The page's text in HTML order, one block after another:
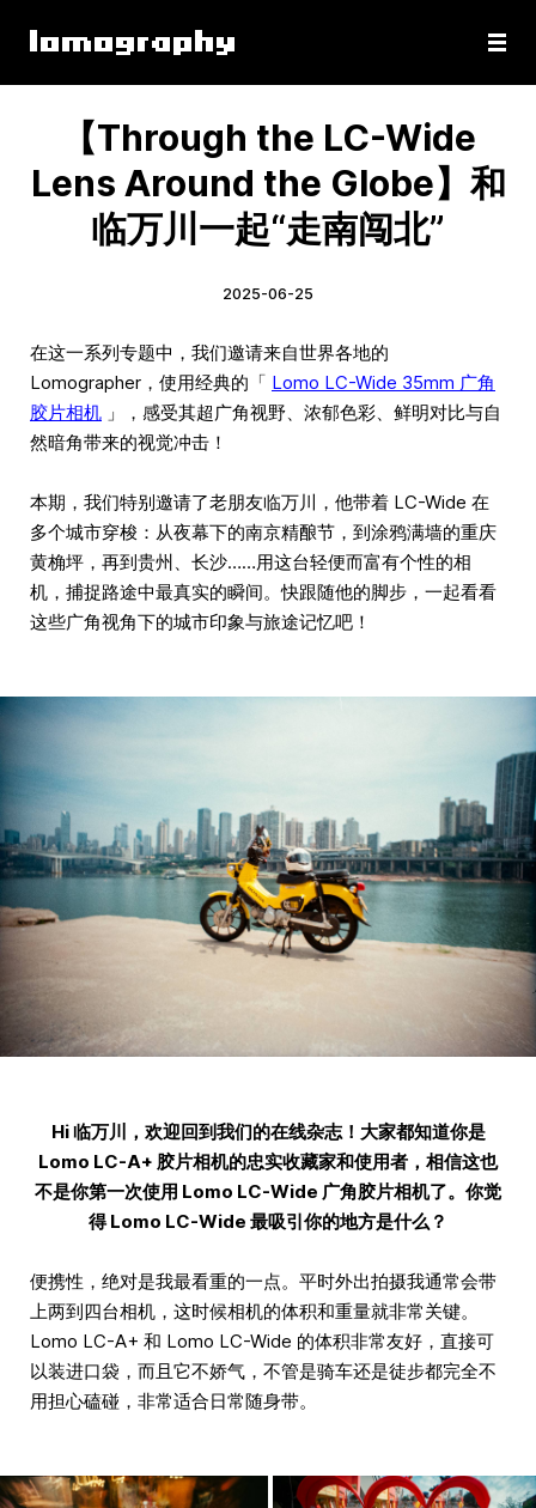
【Through the LC-Wide
Lens Around the Globe】和
临万川一起“走南闯北”
2025-06-25
在这一系列专题中，我们邀请来自世界各地的
Lomographer，使用经典的「 Lomo LC-Wide 35mm 广角
胶片相机 」，感受其超广角视野、浓郁色彩、鲜明对比与自
然暗角带来的视觉冲击！
本期，我们特别邀请了老朋友临万川，他带着 LC-Wide 在
多个城市穿梭：从夜幕下的南京精酿节，到涂鸦满墙的重庆
黄桷坪，再到贵州、长沙……用这台轻便而富有个性的相
机，捕捉路途中最真实的瞬间。快跟随他的脚步，一起看看
这些广角视角下的城市印象与旅途记忆吧！
Hi 临万川，欢迎回到我们的在线杂志！大家都知道你是
Lomo LC-A+ 胶片相机的忠实收藏家和使用者，相信这也
不是你第一次使用 Lomo LC-Wide 广角胶片相机了。你觉
得 Lomo LC-Wide 最吸引你的地方是什么？
便携性，绝对是我最看重的一点。平时外出拍摄我通常会带
上两到四台相机，这时候相机的体积和重量就非常关键。
Lomo LC-A+ 和 Lomo LC-Wide 的体积非常友好，直接可
以装进口袋，而且它不娇气，不管是骑车还是徒步都完全不
用担心磕碰，非常适合日常随身带。